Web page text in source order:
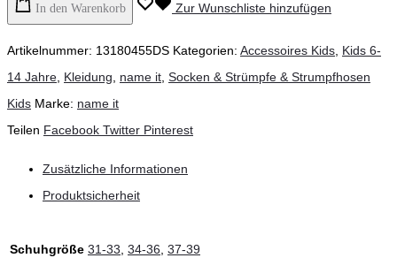
In den Warenkorb Zur Wunschliste hinzufügen
Artikelnummer: 13180455DS Kategorien: Accessoires Kids, Kids 6-
14 Jahre, Kleidung, name it, Socken & Strümpfe & Strumpfhosen
Kids Marke: name it
Teilen Facebook Twitter Pinterest
Zusätzliche Informationen
Produktsicherheit
Schuhgröße 31-33, 34-36, 37-39